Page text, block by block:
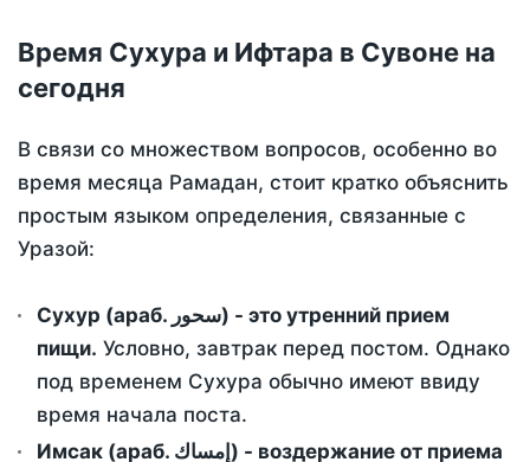
Время Сухура и Ифтара в Сувоне на
сегодня
В связи со множеством вопросов, особенно во
время месяца Рамадан, стоит кратко объяснить
простым языком определения, связанные с
Уразой:
Сухур (араб. سحور) - это утренний прием
пищи. Условно, завтрак перед постом. Однако
под временем Сухура обычно имеют ввиду
время начала поста.
Имсак (араб. إمساك) - воздержание от приема